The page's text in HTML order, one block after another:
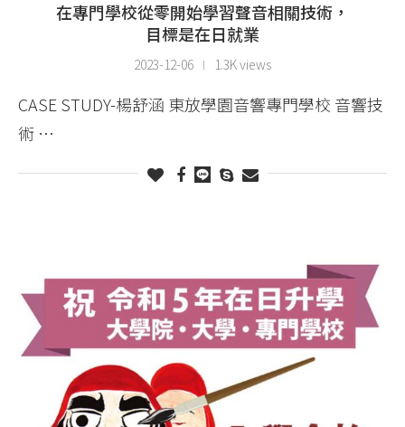
在專門學校從零開始學習聲音相關技術，
目標是在日就業
2023-12-06 1.3K views
CASE STUDY-楊舒涵 東放學園音響專門學校 音響技
術 …